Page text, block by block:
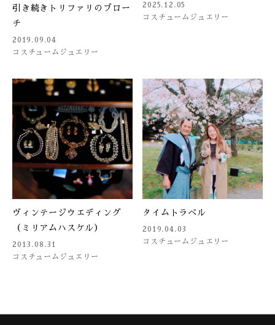
引き続きトリファリのブロー
チ
2019.09.04
コスチュームジュエリー
2025.12.05
コスチュームジュエリー
ヴィンテージウエディング
（ミリアムハスケル）
2013.08.31
コスチュームジュエリー
タイムトラベル
2019.04.03
コスチュームジュエリー